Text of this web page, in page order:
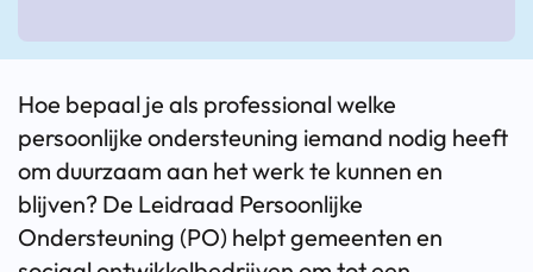
Hoe bepaal je als professional welke
persoonlijke ondersteuning iemand nodig heeft
om duurzaam aan het werk te kunnen en
blijven? De Leidraad Persoonlijke
Ondersteuning (PO) helpt gemeenten en